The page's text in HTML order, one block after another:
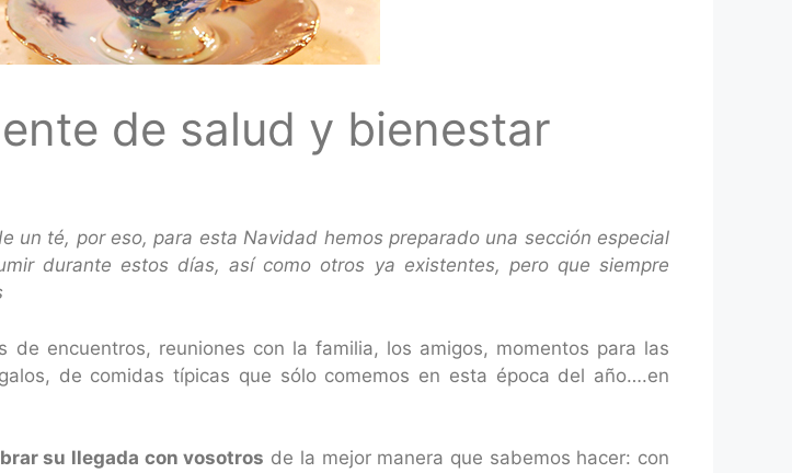
de salud y bienestar
un té, por eso, para esta Navidad hemos preparado una sección especial
durante estos días, así como otros ya existentes, pero que siempre
de encuentros, reuniones con la familia, los amigos, momentos para las
de comidas típicas que sólo comemos en esta época del año….en
su llegada con vosotros de la mejor manera que sabemos hacer: con